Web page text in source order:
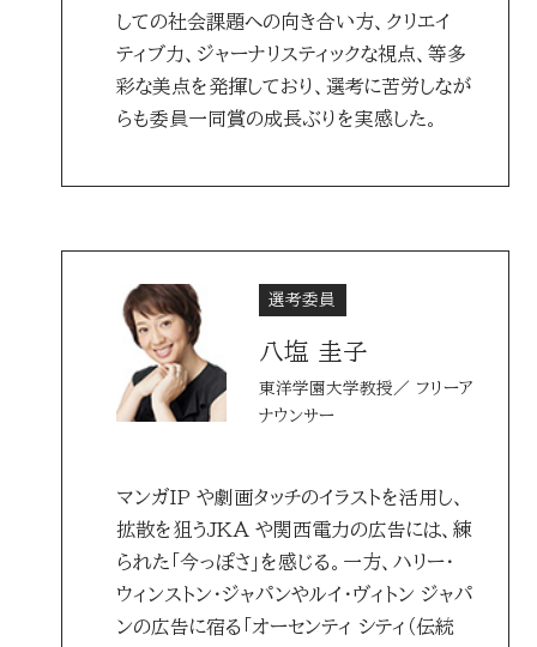
しての社会課題への向き合い方、クリエイ
ティブ力、ジャーナリスティックな視点、等多
彩な美点を発揮しており、選考に苦労しなが
らも委員一同賞の成長ぶりを実感した。
選考委員
八塩 圭子
東洋学園大学教授／ フリーア
ナウンサー
マンガIP や劇画タッチのイラストを活用し、
拡散を狙うJKA や関西電力の広告には、練
られた「今っぽさ」を感じる。一方、ハリー・
ウィンストン・ジャパンやルイ･ヴィトン ジャパ
ンの広告に宿る「オーセンティ シティ（伝統